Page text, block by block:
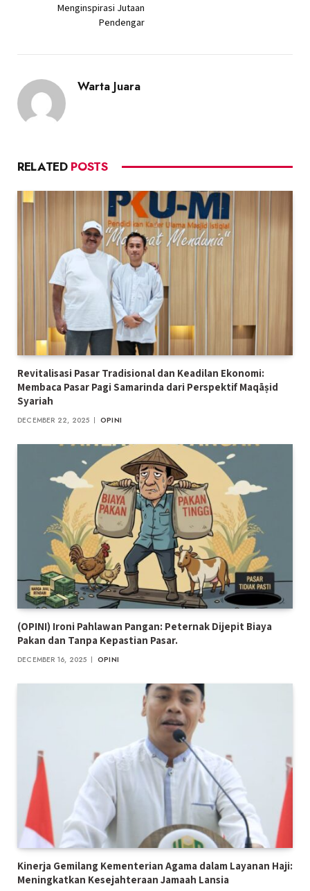
Menginspirasi Jutaan
Pendengar
Warta Juara
RELATED POSTS
Revitalisasi Pasar Tradisional dan Keadilan Ekonomi:
Membaca Pasar Pagi Samarinda dari Perspektif Maqāṣid
Syariah
DECEMBER 22, 2025 OPINI
(OPINI) Ironi Pahlawan Pangan: Peternak Dijepit Biaya
Pakan dan Tanpa Kepastian Pasar.
DECEMBER 16, 2025 OPINI
Kinerja Gemilang Kementerian Agama dalam Layanan Haji:
Meningkatkan Kesejahteraan Jamaah Lansia